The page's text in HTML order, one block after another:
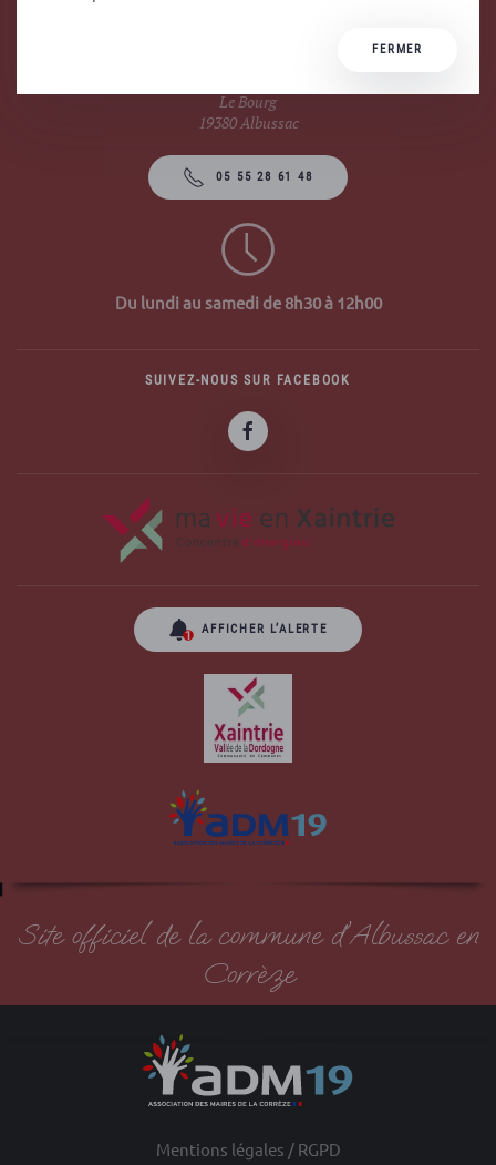
Le Bourg
19380 Albussac
05 55 28 61 48
Du lundi au samedi de 8h30 à 12h00
SUIVEZ-NOUS SUR FACEBOOK
AFFICHER L’ALERTE
Site officiel de la commune d'Albussac en
Corrèze
Mentions légales / RGPD
FERMER